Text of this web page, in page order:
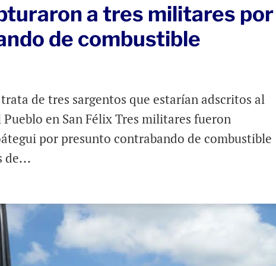
a tres militares por
de combustible
de tres sargentos que estarían adscritos al
en San Félix Tres militares fueron
por presunto contrabando de combustible
de...